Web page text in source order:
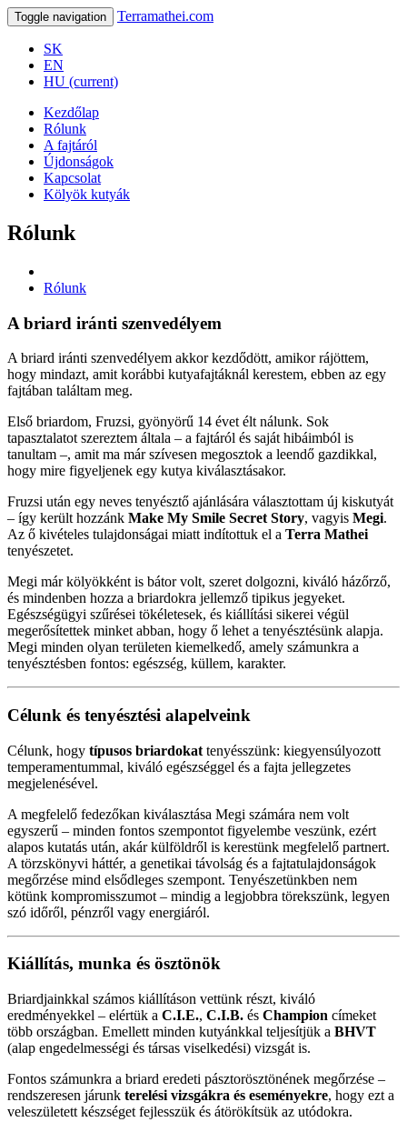
Toggle navigation Terramathei.com
SK
EN
HU (current)
Kezdőlap
Rólunk
A fajtáról
Újdonságok
Kapcsolat
Kölyök kutyák
Rólunk
Rólunk
A briard iránti szenvedélyem
A briard iránti szenvedélyem akkor kezdődött, amikor rájöttem,
hogy mindazt, amit korábbi kutyafajtáknál kerestem, ebben az egy
fajtában találtam meg.
Első briardom, Fruzsi, gyönyörű 14 évet élt nálunk. Sok
tapasztalatot szereztem általa – a fajtáról és saját hibáimból is
tanultam –, amit ma már szívesen megosztok a leendő gazdikkal,
hogy mire figyeljenek egy kutya kiválasztásakor.
Fruzsi után egy neves tenyésztő ajánlására választottam új kiskutyát
– így került hozzánk Make My Smile Secret Story, vagyis Megi.
Az ő kivételes tulajdonságai miatt indítottuk el a Terra Mathei
tenyészetet.
Megi már kölyökként is bátor volt, szeret dolgozni, kiváló házőrző,
és mindenben hozza a briardokra jellemző tipikus jegyeket.
Egészségügyi szűrései tökéletesek, és kiállítási sikerei végül
megerősítettek minket abban, hogy ő lehet a tenyésztésünk alapja.
Megi minden olyan területen kiemelkedő, amely számunkra a
tenyésztésben fontos: egészség, küllem, karakter.
Célunk és tenyésztési alapelveink
Célunk, hogy típusos briardokat tenyésszünk: kiegyensúlyozott
temperamentummal, kiváló egészséggel és a fajta jellegzetes
megjelenésével.
A megfelelő fedezőkan kiválasztása Megi számára nem volt
egyszerű – minden fontos szempontot figyelembe veszünk, ezért
alapos kutatás után, akár külföldről is kerestünk megfelelő partnert.
A törzskönyvi háttér, a genetikai távolság és a fajtatulajdonságok
megőrzése mind elsődleges szempont. Tenyészetünkben nem
kötünk kompromisszumot – mindig a legjobbra törekszünk, legyen
szó időről, pénzről vagy energiáról.
Kiállítás, munka és ösztönök
Briardjainkkal számos kiállításon vettünk részt, kiváló
eredményekkel – elértük a C.I.E., C.I.B. és Champion címeket
több országban. Emellett minden kutyánkkal teljesítjük a BHVT
(alap engedelmességi és társas viselkedési) vizsgát is.
Fontos számunkra a briard eredeti pásztorösztönének megőrzése –
rendszeresen járunk terelési vizsgákra és eseményekre, hogy ezt a
veleszületett készséget fejlesszük és átörökítsük az utódokra.